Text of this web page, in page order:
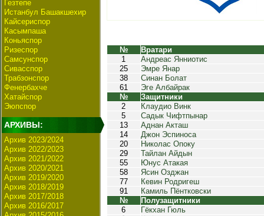
Гезтепе
Истанбул Башакшехир
Кайсериспор
Касымпаша
Коньяспор
Ризеспор
Самсунспор
Сивасспор
Трабзонспор
Фенербахче
Хатайспор
Эюпспор
АРХИВЫ:
Архив 2023/2024
Архив 2022/2023
Архив 2021/2022
Архив 2020/2021
Архив 2019/2020
Архив 2018/2019
Архив 2017/2018
Архив 2016/2017
№
Вратари
1
Андреас Янниотис
25
Эмре Янар
38
Синан Болат
61
Эге Албайрак
№
Защитники
2
Клаудио Винк
5
Садык Чифтпынар
13
Аднан Акташ
14
Джон Эспиноса
20
Николас Опоку
29
Тайлан Айдын
55
Юнус Атакая
58
Ясин Озджан
77
Кевин Родригеш
91
Камиль Пёнтковски
№
Полузащитники
6
Гёкхан Гюль